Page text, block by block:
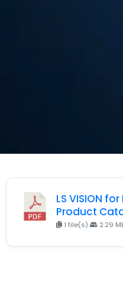
LS VISION
Product
1 file(s) 2.29